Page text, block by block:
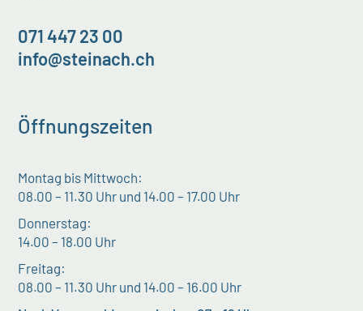
071 447 23 00
info@steinach.ch
Öffnungszeiten
Montag bis Mittwoch:
08.00 – 11.30 Uhr und 14.00 – 17.00 Uhr
Donnerstag:
14.00 – 18.00 Uhr
Freitag:
08.00 – 11.30 Uhr und 14.00 – 16.00 Uhr